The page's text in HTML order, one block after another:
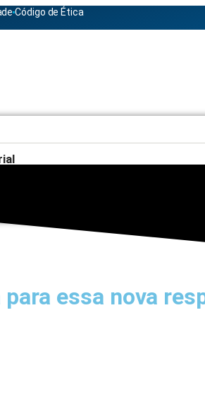
Código de Ética
essa nova